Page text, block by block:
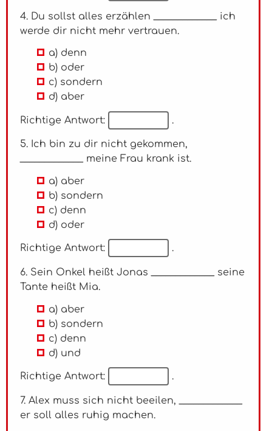
4. Du sollst alles erzählen _____________ ich
werde dir nicht mehr vertrauen.
a) denn
b) oder
c) sondern
d) aber
Richtige Antwort: .
5. Ich bin zu dir nicht gekommen,
_____________ meine Frau krank ist.
a) aber
b) sondern
c) denn
d) oder
Richtige Antwort: .
6. Sein Onkel heißt Jonas _____________ seine
Tante heißt Mia.
a) aber
b) sondern
c) denn
d) und
Richtige Antwort: .
7. Alex muss sich nicht beeilen, _____________
er soll alles ruhig machen.